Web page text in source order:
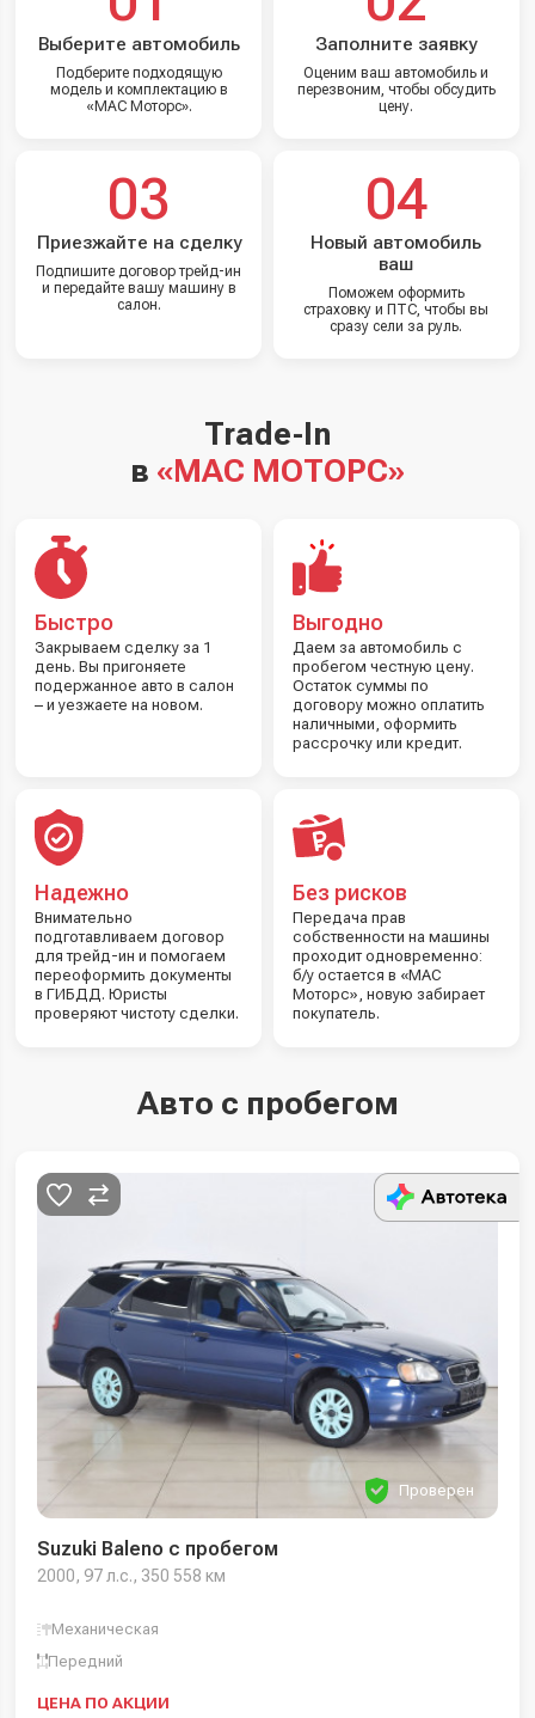
Выберите автомобиль
Подберите подходящую
модель и комплектацию в
«МАС Моторс».
Заполните заявку
Оценим ваш автомобиль и
перезвоним, чтобы обсудить
цену.
03
Приезжайте на сделку
Подпишите договор трейд-ин
и передайте вашу машину в
салон.
04
Новый автомобиль
ваш
Поможем оформить
страховку и ПТС, чтобы вы
сразу сели за руль.
Trade-In
в «МАС МОТОРС»
Быстро
Закрываем сделку за 1
день. Вы пригоняете
подержанное авто в салон
– и уезжаете на новом.
Выгодно
Даем за автомобиль с
пробегом честную цену.
Остаток суммы по
договору можно оплатить
наличными, оформить
рассрочку или кредит.
Надежно
Внимательно
подготавливаем договор
для трейд-ин и помогаем
переоформить документы
в ГИБДД. Юристы
проверяют чистоту сделки.
Без рисков
Передача прав
собственности на машины
проходит одновременно:
б/у остается в «МАС
Моторс», новую забирает
покупатель.
Авто с пробегом
Проверен
Suzuki Baleno с пробегом
2000, 97 л.с., 350 558 км
Механическая
Передний
ЦЕНА ПО АКЦИИ